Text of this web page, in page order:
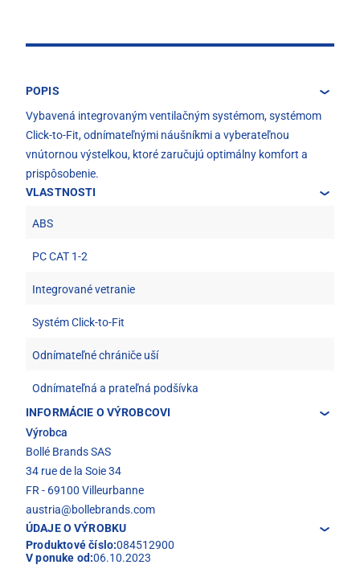
POPIS
Vybavená integrovaným ventilačným systémom, systémom
Click-to-Fit, odnímateľnými náušníkmi a vyberateľnou
vnútornou výstelkou, ktoré zaručujú optimálny komfort a
prispôsobenie.
VLASTNOSTI
ABS
PC CAT 1-2
Integrované vetranie
Systém Click-to-Fit
Odnímateľné chrániče uší
Odnímateľná a prateľná podšívka
INFORMÁCIE O VÝROBCOVI
Výrobca
Bollé Brands SAS
34 rue de la Soie 34
FR - 69100 Villeurbanne
austria@bollebrands.com
ÚDAJE O VÝROBKU
Produktové číslo:084512900
V ponuke od:06.10.2023